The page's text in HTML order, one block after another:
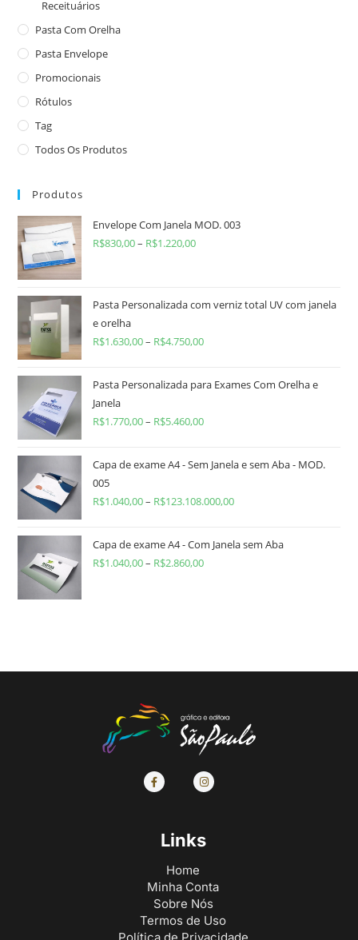
Receituários
Pasta Com Orelha
Pasta Envelope
Promocionais
Rótulos
Tag
Todos Os Produtos
Produtos
Envelope Com Janela MOD. 003
R$830,00– R$1.220,00
Pasta Personalizada com verniz total UV com janela
e orelha
R$1.630,00– R$4.750,00
Pasta Personalizada para Exames Com Orelha e
Janela
R$1.770,00– R$5.460,00
Capa de exame A4 - Sem Janela e sem Aba - MOD.
005
R$1.040,00– R$123.108.000,00
Capa de exame A4 - Com Janela sem Aba
R$1.040,00– R$2.860,00
Links
Home
Minha Conta
Sobre Nós
Termos de Uso